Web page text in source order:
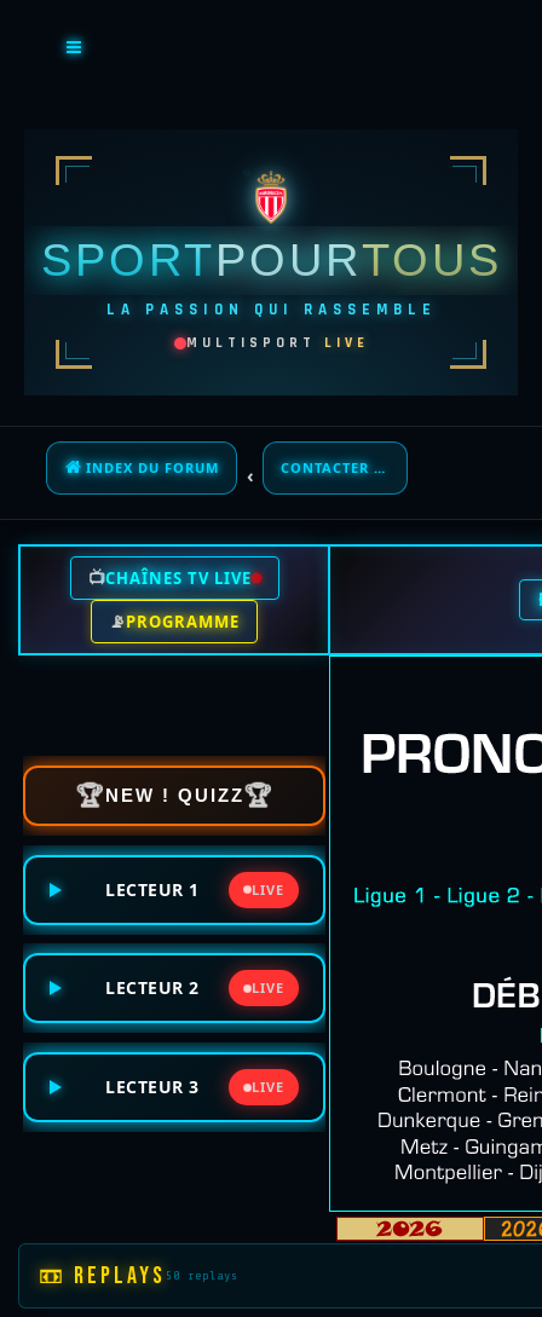
SPORTPOURTOUS
LA PASSION QUI RASSEMBLE
MULTISPORT LIVE
INDEX DU FORUM CONTACTER UN ADMINISTRATEUR DU FORUM
📺CHAÎNES TV LIVE
📡PROGRAMME
🏆NEW ! QUIZZ🏆
LECTEUR 1 LIVE
LECTEUR 2 LIVE
LECTEUR 3 LIVE
📼 REPLAYS 50 replays